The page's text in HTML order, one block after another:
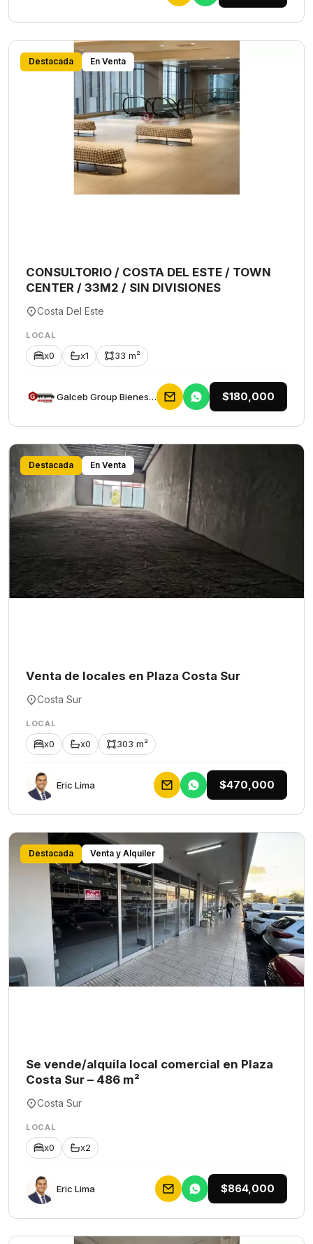
Destacada En Venta
CONSULTORIO / COSTA DEL ESTE / TOWN
CENTER / 33M2 / SIN DIVISIONES
Costa Del Este
LOCAL
x0 x1 33 m²
Galceb Group Bienes Raices $180,000
Destacada En Venta
Venta de locales en Plaza Costa Sur
Costa Sur
LOCAL
x0 x0 303 m²
Eric Lima $470,000
Destacada Venta y Alquiler
Se vende/alquila local comercial en Plaza
Costa Sur – 486 m²
Costa Sur
LOCAL
x0 x2
Eric Lima $864,000